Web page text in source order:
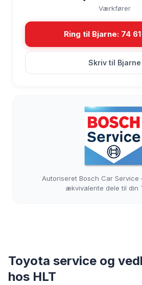
Værkfører
Ring til Bjarne: 74
Skriv til Bjarne
Autoriseret Bosch Car
ækvivalente dele til din
Toyota service og
hos HLT